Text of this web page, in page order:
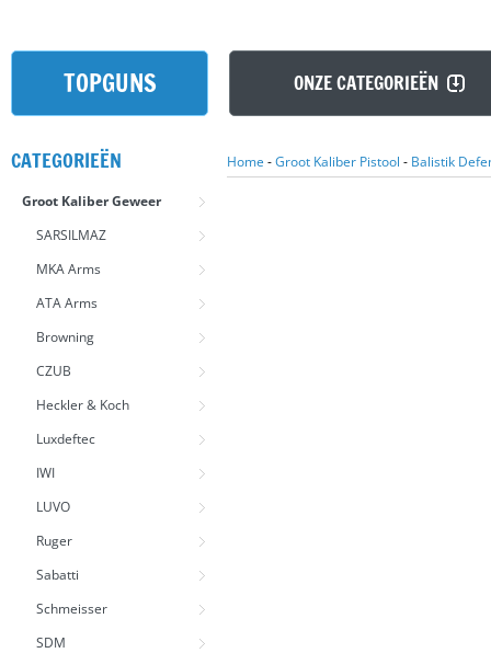
TOPGUNS ONZE CATEGORIEËN
CATEGORIEËN
Groot Kaliber Geweer
SARSILMAZ
MKA Arms
ATA Arms
Browning
CZUB
Heckler & Koch
Luxdeftec
IWI
LUVO
Ruger
Sabatti
Schmeisser
SDM
Home -Groot Kaliber Pistool - Balistik